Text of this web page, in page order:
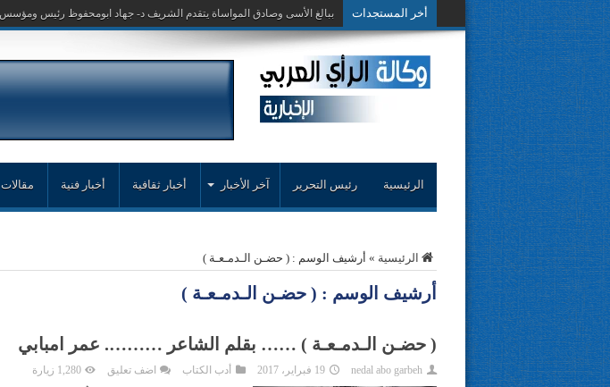
أخر المستجدات
الرئيسية رئيس التحرير آخر الأخبار أخبار ثقافية أخبار فنية مقالات
الرئيسية » أرشيف الوسم : ( حضـن الـدمـعـة )
أرشيف الوسم : ( حضـن الـدمـعـة )
( حضـن الـدمـعـة ) …… بقلم الشاعر ………. عمر امبابي
nedal abo garbeh 19 فبراير، 2017 أدب الكتاب اضف تعليق 1,280 زيارة